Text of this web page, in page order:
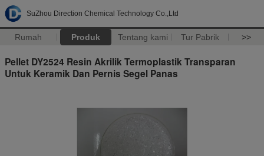
SuZhou Direction Chemical Technology Co.,Ltd
Rumah Produk Tentang kami Tur Pabrik >>
Pellet DY2524 Resin Akrilik Termoplastik Transparan
Untuk Keramik Dan Pernis Segel Panas